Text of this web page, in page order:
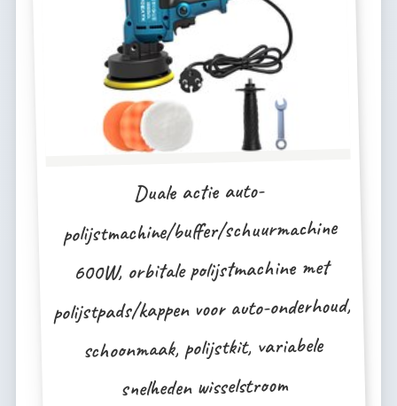
Duale actie auto-
polijstmachine/buffer/schuurmachine
600W, orbitale polijstmachine met
polijstpads/kappen voor auto-onderhoud,
schoonmaak, polijstkit, variabele
snelheden wisselstroom